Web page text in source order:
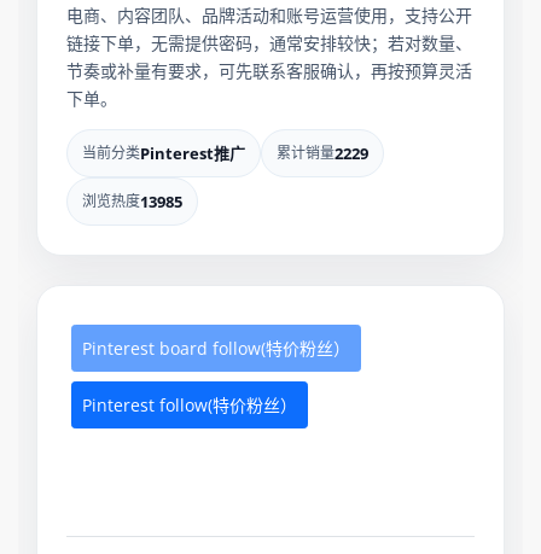
电商、内容团队、品牌活动和账号运营使用，支持公开
链接下单，无需提供密码，通常安排较快；若对数量、
节奏或补量有要求，可先联系客服确认，再按预算灵活
下单。
当前分类Pinterest推广 累计销量2229
浏览热度13985
Pinterest board follow(特价粉丝）
Pinterest follow(特价粉丝）